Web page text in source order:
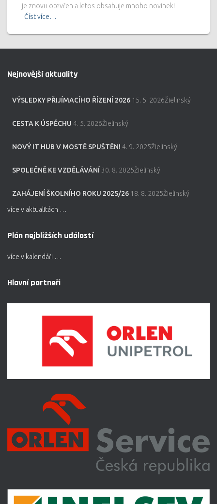
je znovu otevřen a letos obsahuje mnoho novinek!
Číst více…
Nejnovější aktuality
VÝSLEDKY PŘIJÍMACÍHO ŘÍZENÍ 2026 15. 5. 2026Žielinský
CESTA K ÚSPĚCHU 4. 5. 2026Žielinský
NOVÝ IT HUB V MOSTĚ SPUŠTĚN! 4. 9. 2025Žielinský
SPOLEČNĚ KE VZDĚLÁVÁNÍ 30. 8. 2025Žielinský
ZAHÁJENÍ ŠKOLNÍHO ROKU 2025/26 18. 8. 2025Žielinský
více v aktualitách …
Plán nejbližších událostí
více v kalendáři …
Hlavní partneři